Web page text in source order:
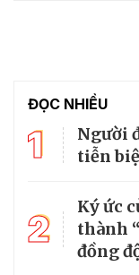
ĐỌC NHIỀU
1
Người
tiễn
2
Ký ức
thành
đồng